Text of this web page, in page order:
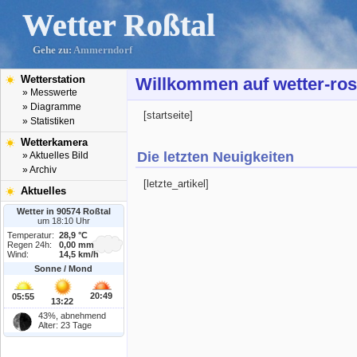
Wetter Roßtal
Gehe zu: Ammerndorf
Wetterstation
» Messwerte
» Diagramme
» Statistiken
Wetterkamera
» Aktuelles Bild
» Archiv
Aktuelles
Wetter in 90574 Roßtal
um 18:10 Uhr
Temperatur:
28,9 °C
Regen 24h:
0,00 mm
Wind:
14,5 km/h
Sonne / Mond
05:55 13:22
20:49
43%, abnehmend
Alter: 23 Tage
Willkommen auf wetter-
[startseite]
Die letzten Neuigkeiten
[letzte_artikel]